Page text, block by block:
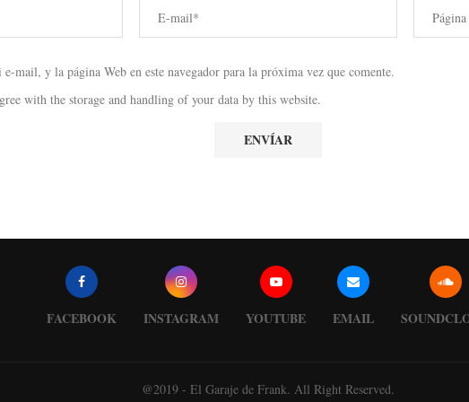
mail, y la página Web en este navegador para la próxima vez que comente.
with the storage and handling of your data by this website.
FACEBOOK INSTAGRAM YOUTUBE EMAIL
@2019 - El Garaje de Frank. All Right Reserved.